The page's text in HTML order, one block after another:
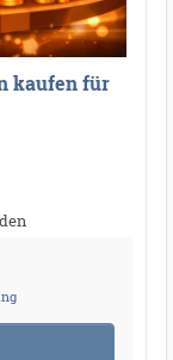
kaufen für